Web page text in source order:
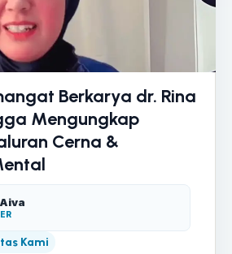
Berkarya dr. Rina
Mengungkap
Cerna &
Kami